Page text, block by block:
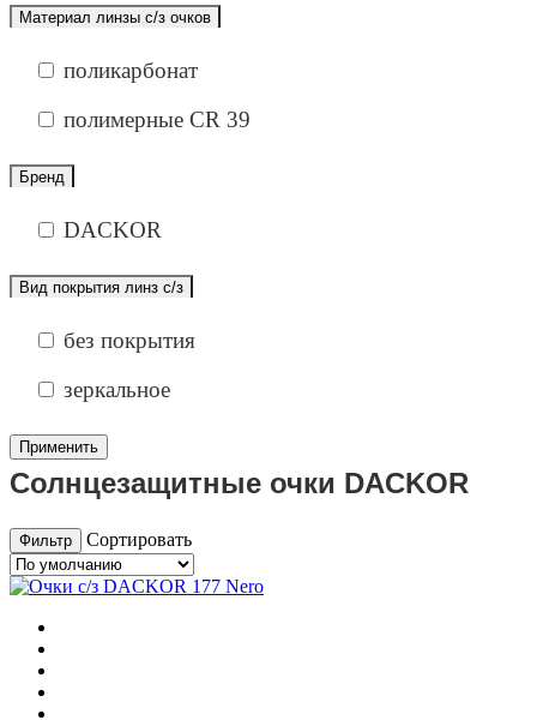
Материал линзы с/з очков
поликарбонат
полимерные CR 39
Бренд
DACKOR
Вид покрытия линз с/з
без покрытия
зеркальное
Солнцезащитные очки DACKOR
Фильтр Сортировать